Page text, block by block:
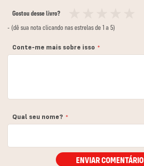
Gostou desse livro?
12
3
4
5
- (dê sua nota clicando nas estrelas de 1 a 5)
Conte-me mais sobre isso
Qual seu nome?
ENVIAR COMENTÁRIO